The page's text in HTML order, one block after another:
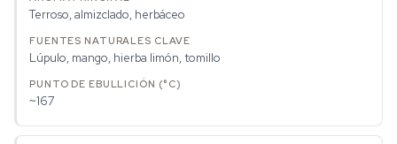
Terroso, almizclado, herbáceo
Lúpulo, mango, hierba limón, tomillo
~167